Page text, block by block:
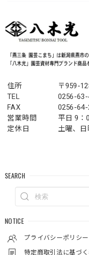
住所
〒959-
TEL
0256-63-
FAX
0256-64-
営業時間
平日 9：
定休日
土曜、
SEARCH
NOTICE
プライバシーポリシー
特定商取引法に基づ